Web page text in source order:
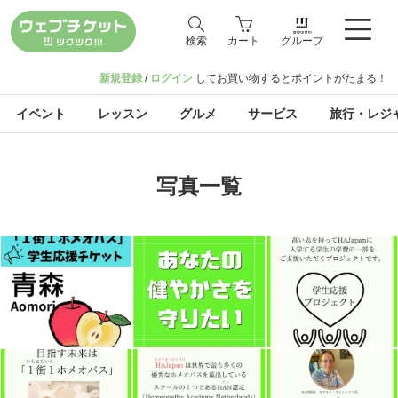
検索 カート グループ
新規登録 / ログイン してお買い物するとポイントがたまる！
イベント レッスン グルメ サービス 旅行・レジ
写真一覧